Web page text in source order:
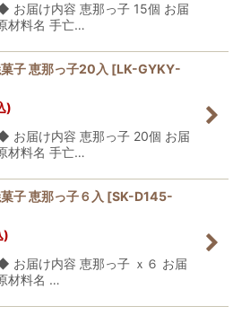
お届け内容 恵那っ子 15個 お届
材料名 手亡…
子 恵那っ子20入 [LK-GYKY-
)
お届け内容 恵那っ子 20個 お届
材料名 手亡…
子 恵那っ子６入 [SK-D145-
)
お届け内容 恵那っ子 ｘ６ お届
材料名 …